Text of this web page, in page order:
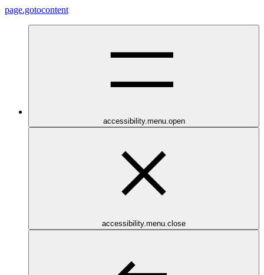
page.gotocontent
accessibility.menu.open
accessibility.menu.close